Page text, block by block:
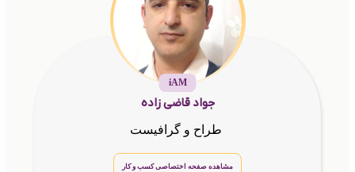
iAM
جواد قاضی زاده
مشاهده صفحه اختصاصی کسب و کار